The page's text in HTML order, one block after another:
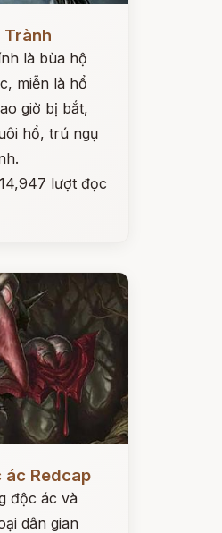
là bùa hộ
miễn là hổ
giờ bị bắt,
hổ, trú ngụ
14,947 lượt đọc
Redcap
độc ác và
dân gian